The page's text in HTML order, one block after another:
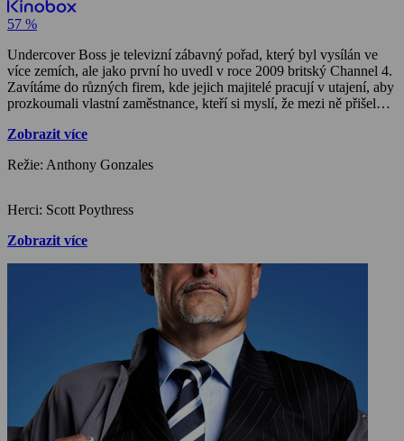
57 %
Undercover Boss je televizní zábavný pořad, který byl vysílán ve
více zemích, ale jako první ho uvedl v roce 2009 britský Channel 4.
Zavítáme do různých firem, kde jejich majitelé pracují v utajení, aby
prozkoumali vlastní zaměstnance, kteří si myslí, že mezi ně přišel
opravdu funguje a určil, v čem by firma mohla být lepší. Na konci
Zobrazit více
Režie: Anthony Gonzales
Herci: Scott Poythress
Zobrazit více